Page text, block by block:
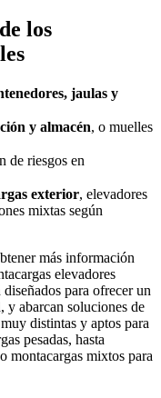
los
jaulas y
y almacén, o muelles
de riesgos en
exterior, elevadores
mixtas según
más información
elevadores
para ofrecer un
y abarcan soluciones de
distintas y aptos para
pesadas, hasta
montacargas mixtos para